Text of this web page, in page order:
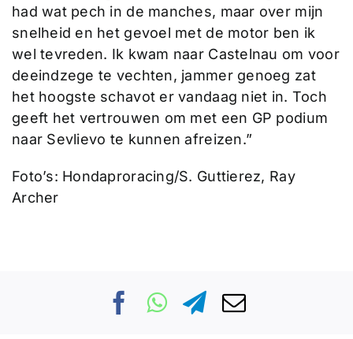
had wat pech in de manches, maar over mijn
snelheid en het gevoel met de motor ben ik
wel tevreden. Ik kwam naar Castelnau om voor
deeindzege te vechten, jammer genoeg zat
het hoogste schavot er vandaag niet in. Toch
geeft het vertrouwen om met een GP podium
naar Sevlievo te kunnen afreizen.”
Foto’s: Hondaproracing/S. Guttierez, Ray
Archer